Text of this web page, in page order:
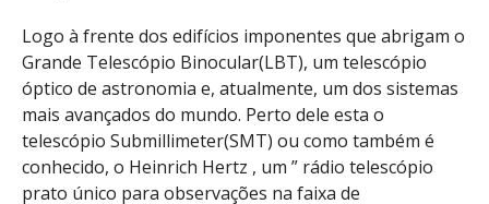
Logo à frente dos edifícios imponentes que abrigam o
Grande Telescópio Binocular(LBT), um telescópio
óptico de astronomia e, atualmente, um dos sistemas
mais avançados do mundo. Perto dele esta o
telescópio Submillimeter(SMT) ou como também é
conhecido, o Heinrich Hertz , um ” rádio telescópio
prato único para observações na faixa de